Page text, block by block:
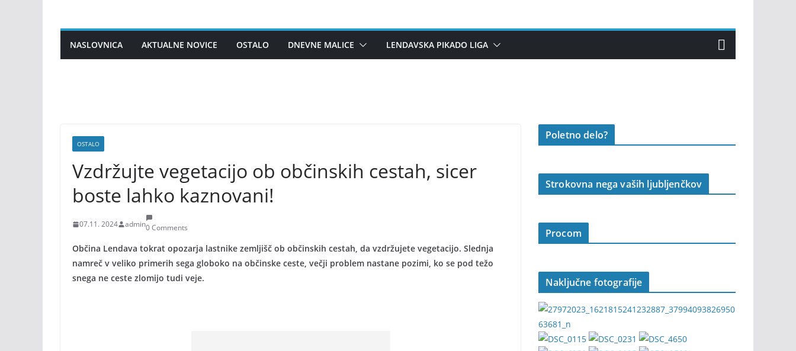
contentNASLOVNICA AKTUALNE NOVICE OSTALO DNEVNE MALICE LENDAVSKA PIKADO LIGA
OSTALO
Vzdržujte vegetacijo ob občinskih cestah, sicer
boste lahko kaznovani!
07.11. 2024 admin0 Comments
Občina Lendava tokrat opozarja lastnike zemljišč ob občinskih cestah, da vzdržujete vegetacijo. Slednja
namreč v veliko primerih sega globoko na občinske ceste, večji problem nastane pozimi, ko se pod težo
snega ne ceste zlomijo tudi veje.
Poletno delo?
Strokovna nega vaših ljubljenčkov
Procom
Naključne fotografije